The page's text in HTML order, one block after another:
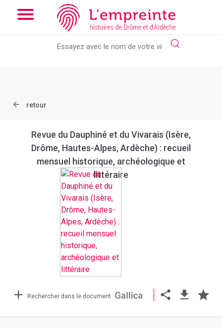
Array ( [slug] => document [ref] => bpt6k9763156t )
new slick-theme.css if you want the default styling
retour
Revue du Dauphiné et du Vivarais (Isère,
Drôme, Hautes-Alpes, Ardèche) : recueil
mensuel historique, archéologique et
littéraire
Rechercher dans le document